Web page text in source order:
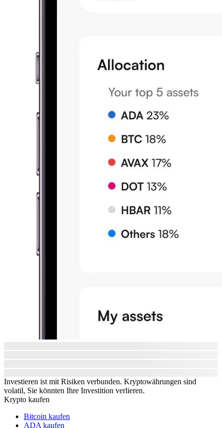
Investieren ist mit Risiken verbunden. Kryptowährungen sind
volatil, Sie könnten Ihre Investition verlieren.
Krypto kaufen
Bitcoin kaufen
ADA kaufen